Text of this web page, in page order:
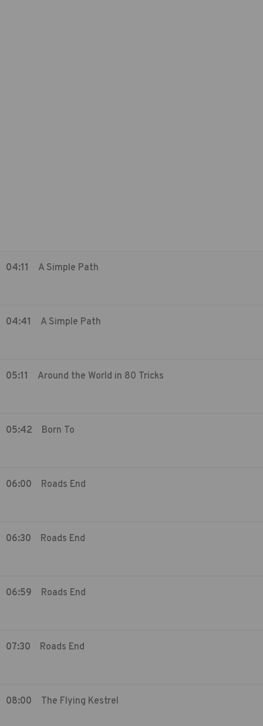
04:11 A Simple Path
04:41 A Simple Path
05:11 Around the World in 80 Tricks
05:42 Born To
06:00 Roads End
06:30 Roads End
06:59 Roads End
07:30 Roads End
08:00 The Flying Kestrel